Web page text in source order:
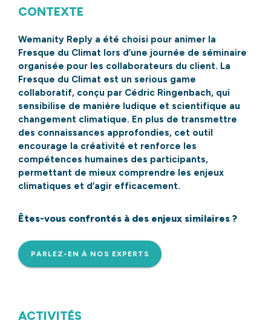
CONTEXTE
Wemanity Reply a été choisi pour animer la
Fresque du Climat lors d’une journée de séminaire
organisée pour les collaborateurs du client. La
Fresque du Climat est un serious game
collaboratif, conçu par Cédric Ringenbach, qui
sensibilise de manière ludique et scientifique au
changement climatique. En plus de transmettre
des connaissances approfondies, cet outil
encourage la créativité et renforce les
compétences humaines des participants,
permettant de mieux comprendre les enjeux
climatiques et d’agir efficacement.
Êtes-vous confrontés à des enjeux similaires ?
PARLEZ-EN À NOS EXPERTS
ACTIVITÉS